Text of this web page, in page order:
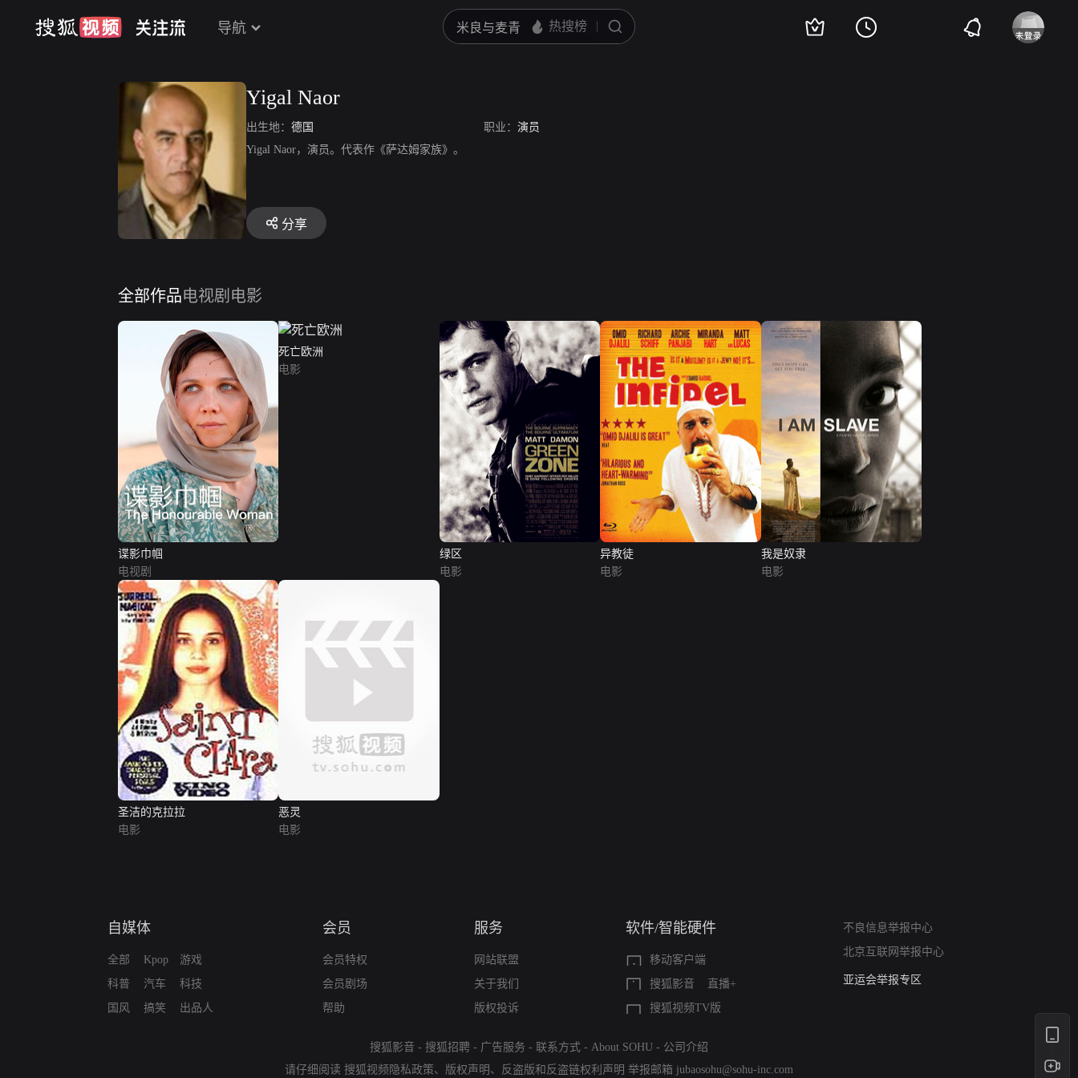
导航
Yigal Naor
出生地： 德国 职业： 演员
Yigal Naor，演员。代表作《萨达姆家族》。
分享
全部作品电视剧 电影
谍影巾帼
电视剧
死亡欧洲
电影
绿区
电影
异教徒
电影
我是奴隶
电影
圣洁的克拉拉
电影
恶灵
电影
自媒体
全部
科普
国风
Kpop
汽车
搞笑
游戏
科技
出品人
会员
会员特权
会员剧场
帮助
服务
网站联盟
关于我们
版权投诉
软件/智能硬件
移动客户端
搜狐影音
直播+
搜狐视频TV版
不良信息举报中心
北京互联网举报中心
算法推荐专项举报
亚运会举报专区
搜狐影音 - 搜狐招聘 - 广告服务 - 联系方式 - About SOHU - 公司介绍
请仔细阅读 搜狐视频隐私政策、 版权声明 、 反盗版和反盗链权利声明 举报邮箱 jubaosohu@sohu-inc.com